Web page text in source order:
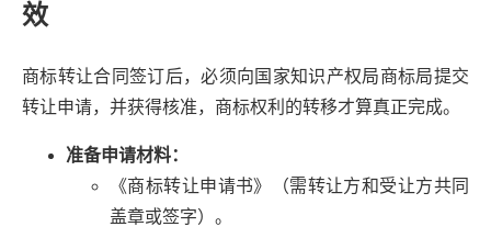
效
商标转让合同签订后，必须向国家知识产权局商标局提交
转让申请，并获得核准，商标权利的转移才算真正完成。
准备申请材料：
《商标转让申请书》（需转让方和受让方共同
盖章或签字）。